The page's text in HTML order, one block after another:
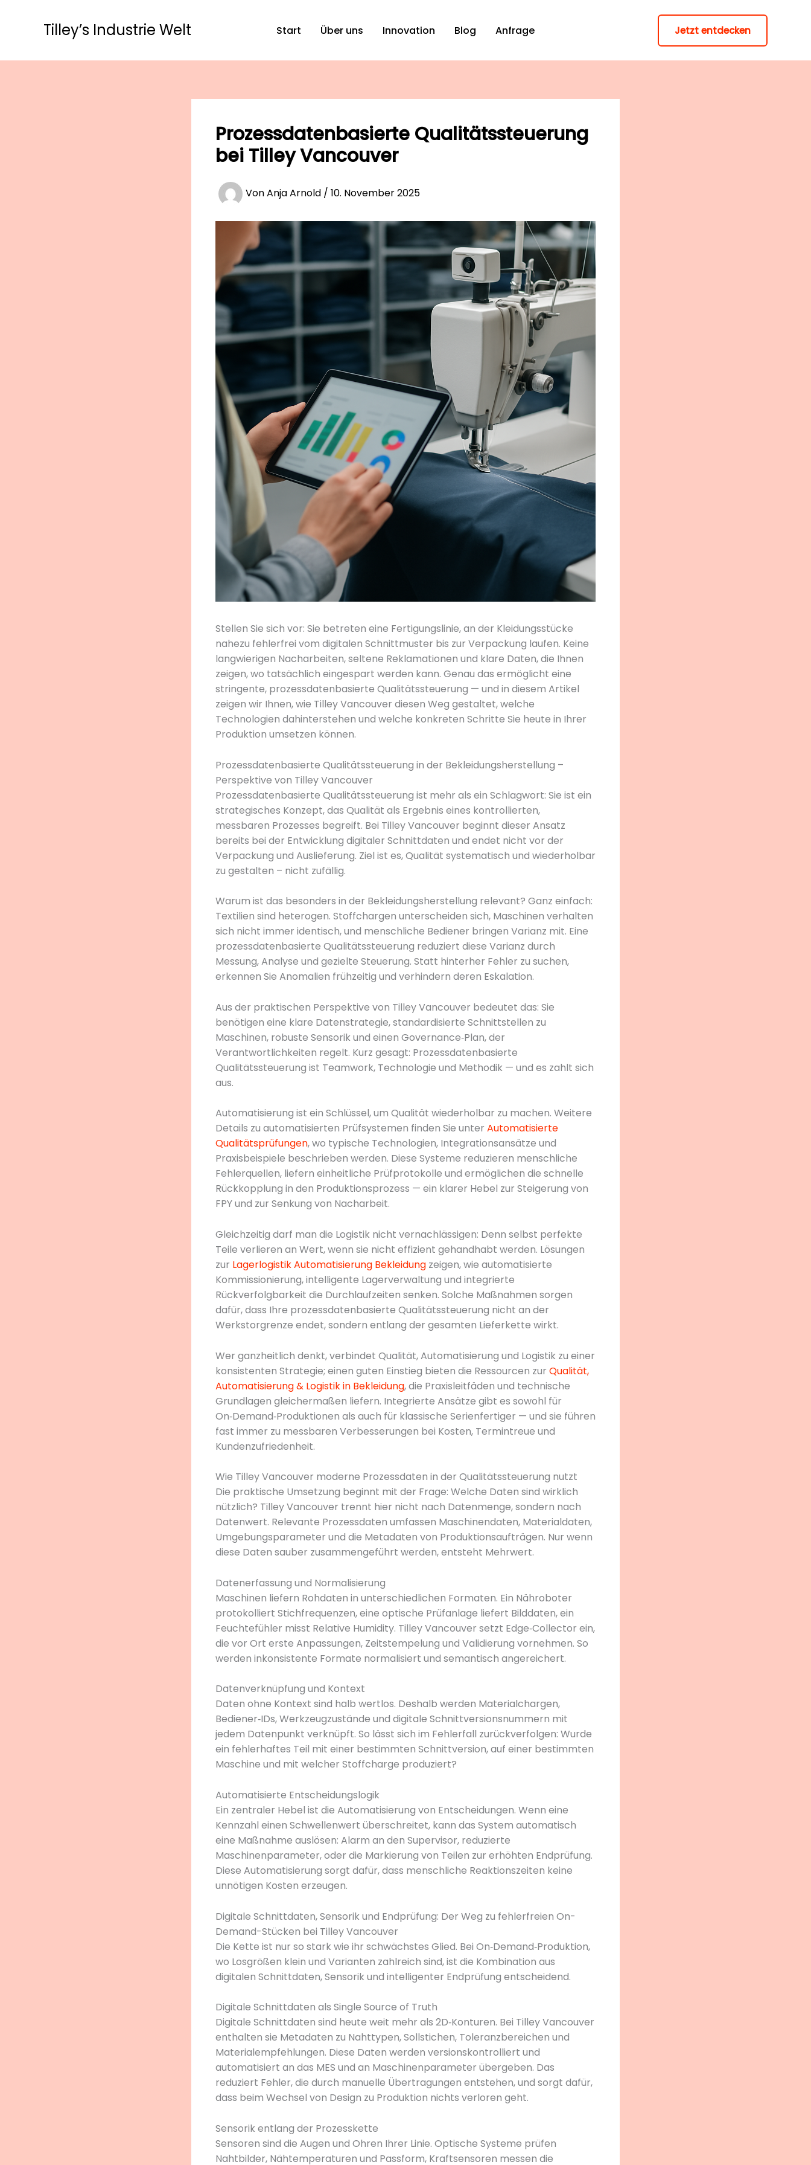
Tilley’s Industrie Welt Start Über uns Innovation Blog Anfrage Jetzt entdecken
Prozessdatenbasierte Qualitätssteuerung
bei Tilley Vancouver
VonAnja Arnold / 10. November 2025
Stellen Sie sich vor: Sie betreten eine Fertigungslinie, an der Kleidungsstücke
nahezu fehlerfrei vom digitalen Schnittmuster bis zur Verpackung laufen. Keine
langwierigen Nacharbeiten, seltene Reklamationen und klare Daten, die Ihnen
zeigen, wo tatsächlich eingespart werden kann. Genau das ermöglicht eine
stringente, prozessdatenbasierte Qualitätssteuerung — und in diesem Artikel
zeigen wir Ihnen, wie Tilley Vancouver diesen Weg gestaltet, welche
Technologien dahinterstehen und welche konkreten Schritte Sie heute in Ihrer
Produktion umsetzen können.
Prozessdatenbasierte Qualitätssteuerung in der Bekleidungsherstellung –
Perspektive von Tilley Vancouver
Prozessdatenbasierte Qualitätssteuerung ist mehr als ein Schlagwort: Sie ist ein
strategisches Konzept, das Qualität als Ergebnis eines kontrollierten,
messbaren Prozesses begreift. Bei Tilley Vancouver beginnt dieser Ansatz
bereits bei der Entwicklung digitaler Schnittdaten und endet nicht vor der
Verpackung und Auslieferung. Ziel ist es, Qualität systematisch und wiederholbar
zu gestalten – nicht zufällig.
Warum ist das besonders in der Bekleidungsherstellung relevant? Ganz einfach:
Textilien sind heterogen. Stoffchargen unterscheiden sich, Maschinen verhalten
sich nicht immer identisch, und menschliche Bediener bringen Varianz mit. Eine
prozessdatenbasierte Qualitätssteuerung reduziert diese Varianz durch
Messung, Analyse und gezielte Steuerung. Statt hinterher Fehler zu suchen,
erkennen Sie Anomalien frühzeitig und verhindern deren Eskalation.
Aus der praktischen Perspektive von Tilley Vancouver bedeutet das: Sie
benötigen eine klare Datenstrategie, standardisierte Schnittstellen zu
Maschinen, robuste Sensorik und einen Governance‑Plan, der
Verantwortlichkeiten regelt. Kurz gesagt: Prozessdatenbasierte
Qualitätssteuerung ist Teamwork, Technologie und Methodik — und es zahlt sich
aus.
Automatisierung ist ein Schlüssel, um Qualität wiederholbar zu machen. Weitere
Details zu automatisierten Prüfsystemen finden Sie unter Automatisierte
Qualitätsprüfungen, wo typische Technologien, Integrationsansätze und
Praxisbeispiele beschrieben werden. Diese Systeme reduzieren menschliche
Fehlerquellen, liefern einheitliche Prüfprotokolle und ermöglichen die schnelle
Rückkopplung in den Produktionsprozess — ein klarer Hebel zur Steigerung von
FPY und zur Senkung von Nacharbeit.
Gleichzeitig darf man die Logistik nicht vernachlässigen: Denn selbst perfekte
Teile verlieren an Wert, wenn sie nicht effizient gehandhabt werden. Lösungen
zur Lagerlogistik Automatisierung Bekleidung zeigen, wie automatisierte
Kommissionierung, intelligente Lagerverwaltung und integrierte
Rückverfolgbarkeit die Durchlaufzeiten senken. Solche Maßnahmen sorgen
dafür, dass Ihre prozessdatenbasierte Qualitätssteuerung nicht an der
Werkstorgrenze endet, sondern entlang der gesamten Lieferkette wirkt.
Wer ganzheitlich denkt, verbindet Qualität, Automatisierung und Logistik zu einer
konsistenten Strategie; einen guten Einstieg bieten die Ressourcen zur Qualität,
Automatisierung & Logistik in Bekleidung, die Praxisleitfäden und technische
Grundlagen gleichermaßen liefern. Integrierte Ansätze gibt es sowohl für
On‑Demand‑Produktionen als auch für klassische Serienfertiger — und sie führen
fast immer zu messbaren Verbesserungen bei Kosten, Termintreue und
Kundenzufriedenheit.
Wie Tilley Vancouver moderne Prozessdaten in der Qualitätssteuerung nutzt
Die praktische Umsetzung beginnt mit der Frage: Welche Daten sind wirklich
nützlich? Tilley Vancouver trennt hier nicht nach Datenmenge, sondern nach
Datenwert. Relevante Prozessdaten umfassen Maschinendaten, Materialdaten,
Umgebungsparameter und die Metadaten von Produktionsaufträgen. Nur wenn
diese Daten sauber zusammengeführt werden, entsteht Mehrwert.
Datenerfassung und Normalisierung
Maschinen liefern Rohdaten in unterschiedlichen Formaten. Ein Nähroboter
protokolliert Stichfrequenzen, eine optische Prüfanlage liefert Bilddaten, ein
Feuchtefühler misst Relative Humidity. Tilley Vancouver setzt Edge‑Collector ein,
die vor Ort erste Anpassungen, Zeitstempelung und Validierung vornehmen. So
werden inkonsistente Formate normalisiert und semantisch angereichert.
Datenverknüpfung und Kontext
Daten ohne Kontext sind halb wertlos. Deshalb werden Materialchargen,
Bediener‑IDs, Werkzeugzustände und digitale Schnittversionsnummern mit
jedem Datenpunkt verknüpft. So lässt sich im Fehlerfall zurückverfolgen: Wurde
ein fehlerhaftes Teil mit einer bestimmten Schnittversion, auf einer bestimmten
Maschine und mit welcher Stoffcharge produziert?
Automatisierte Entscheidungslogik
Ein zentraler Hebel ist die Automatisierung von Entscheidungen. Wenn eine
Kennzahl einen Schwellenwert überschreitet, kann das System automatisch
eine Maßnahme auslösen: Alarm an den Supervisor, reduzierte
Maschinenparameter, oder die Markierung von Teilen zur erhöhten Endprüfung.
Diese Automatisierung sorgt dafür, dass menschliche Reaktionszeiten keine
unnötigen Kosten erzeugen.
Digitale Schnittdaten, Sensorik und Endprüfung: Der Weg zu fehlerfreien On-
Demand-Stücken bei Tilley Vancouver
Die Kette ist nur so stark wie ihr schwächstes Glied. Bei On‑Demand‑Produktion,
wo Losgrößen klein und Varianten zahlreich sind, ist die Kombination aus
digitalen Schnittdaten, Sensorik und intelligenter Endprüfung entscheidend.
Digitale Schnittdaten als Single Source of Truth
Digitale Schnittdaten sind heute weit mehr als 2D‑Konturen. Bei Tilley Vancouver
enthalten sie Metadaten zu Nahttypen, Sollstichen, Toleranzbereichen und
Materialempfehlungen. Diese Daten werden versionskontrolliert und
automatisiert an das MES und an Maschinenparameter übergeben. Das
reduziert Fehler, die durch manuelle Übertragungen entstehen, und sorgt dafür,
dass beim Wechsel von Design zu Produktion nichts verloren geht.
Sensorik entlang der Prozesskette
Sensoren sind die Augen und Ohren Ihrer Linie. Optische Systeme prüfen
Nahtbilder, Nähtemperaturen und Passform, Kraftsensoren messen die